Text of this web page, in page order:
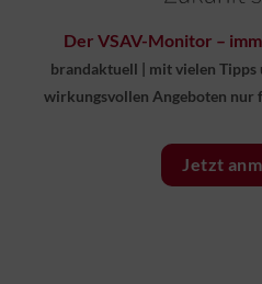
Der VSAV-Monitor –
brandaktuell | mit vielen
wirkungsvollen Angeboten
Jetzt